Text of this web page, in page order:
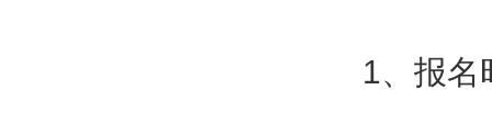
1、报名